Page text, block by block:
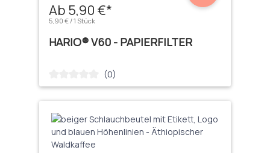
Ab 5,90 €*
5,90 € / 1 Stück
HARIO® V60 - PAPIERFILTER
Durchschnittliche Bewertung von 0 von 5 Sternen
(0)